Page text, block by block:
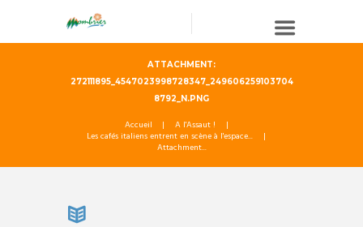
ATTACHMENT:
272111895_4547023998728347_249606259103704
8792_N.PNG
Accueil
A l'Assaut !
Les cafés italiens entrent en scène à l'espace...
Attachment...